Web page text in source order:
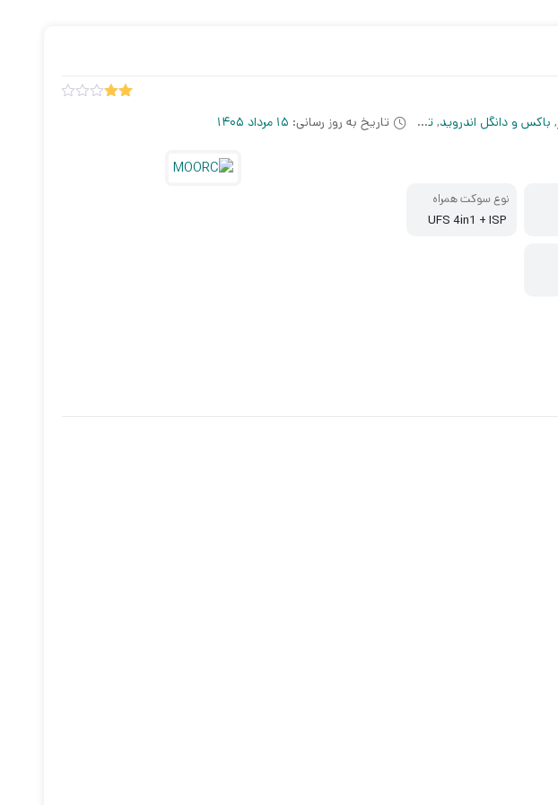
, باکس و دانگل اندروید, تجهیزات نرم افزاری تاریخ به روز رسانی: 15 مرداد 1405
نوع سوکت همراه
UFS 4in1 + ISP